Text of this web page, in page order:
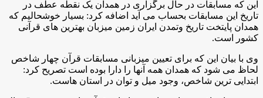
این که مسابقات در حال برگزاری در همدان یک نقطه عطف در
تاریخ این مسابقات بحساب می آید اضافه کرد: بسیار خوشحالیم که
همدان پایتخت تاریخ وتمدن ایران زمین میزبان بهترین های قرآنی
کشور است.
وی با بیان این که برای تعیین میزبانی مسابقات قرآن چهار شاخص
لحاظ می شود که همدان همه آنها را دارا بوده است تصریح کرد:
ابتدایی ترین شاخص، وجود میل و توان در استان هاست.